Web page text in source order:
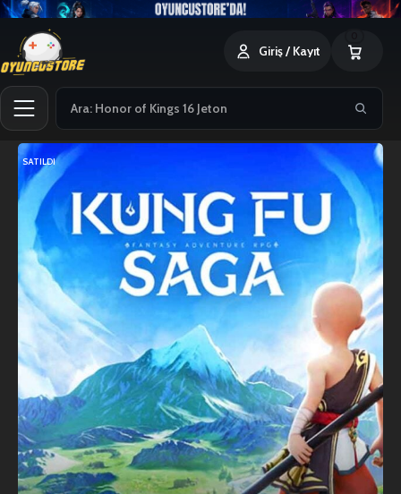
Giriş / Kayıt
SATILDI